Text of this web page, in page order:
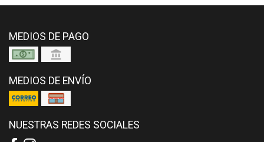
MEDIOS DE PAGO
MEDIOS DE ENVÍO
NUESTRAS REDES SOCIALES